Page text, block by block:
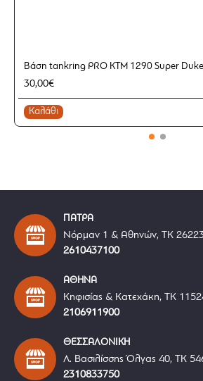
Βάση tankring PRO KTM 1290 Super Duke
30,00€
Καλάθι
ΠΑΤΡΑ
Νόρμαν 1 & Αθηνών, ΤΚ 26223
2610437100
ΑΘΗΝΑ
Κηφισίας & Κατεχάκη, ΤΚ
2106911900
ΘΕΣΣΑΛΟΝΙΚΗ
Λ. Βασιλίσσης Όλγας 40, ΤΚ
2310833750